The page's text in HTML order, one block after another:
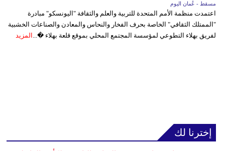
مسقط - عُمان اليوم
اعتمدت منظمة الأمم المتحدة للتربية والعلم والثقافة "اليونسكو" مبادرة
"الممتلك الثقافي" الخاصة بحرف الفخار والنحاس والمعادن والصناعات الخشبية
لفريق بهلاء التطوعي لمؤسسة المجتمع المحلي بموقع قلعة بهلاء �... المزيد
إخترنا لك